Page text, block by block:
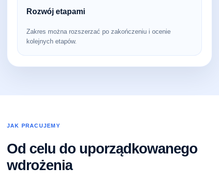
Rozwój etapami
Zakres można rozszerzać po zakończeniu i ocenie
kolejnych etapów.
JAK PRACUJEMY
Od celu do uporządkowanego
wdrożenia